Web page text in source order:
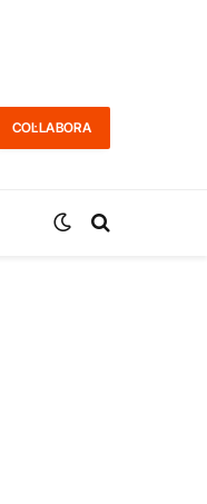
COL·LABORA